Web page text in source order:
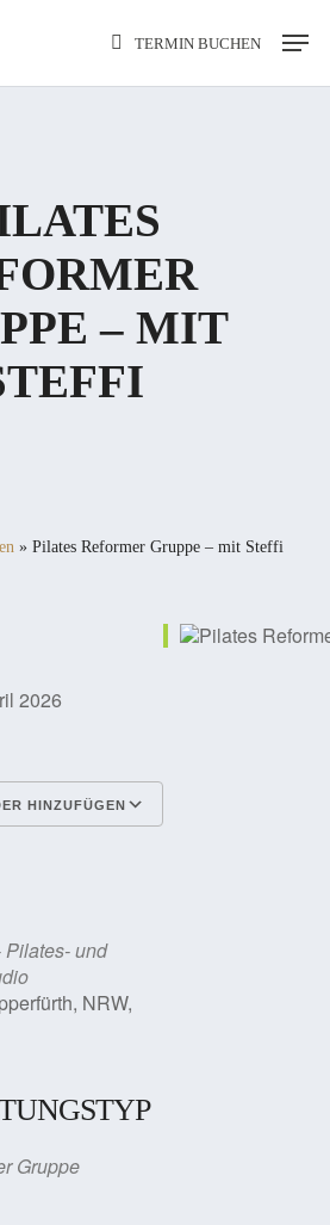
TERMIN BUCHEN
Menu
– MIT
» Pilates Reformer Gruppe – mit Steffi
2026
HINZUFÜGEN
und
NRW,
Gruppe